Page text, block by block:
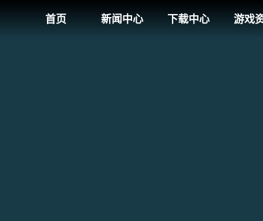
首页 新闻中心 下载中心 游戏